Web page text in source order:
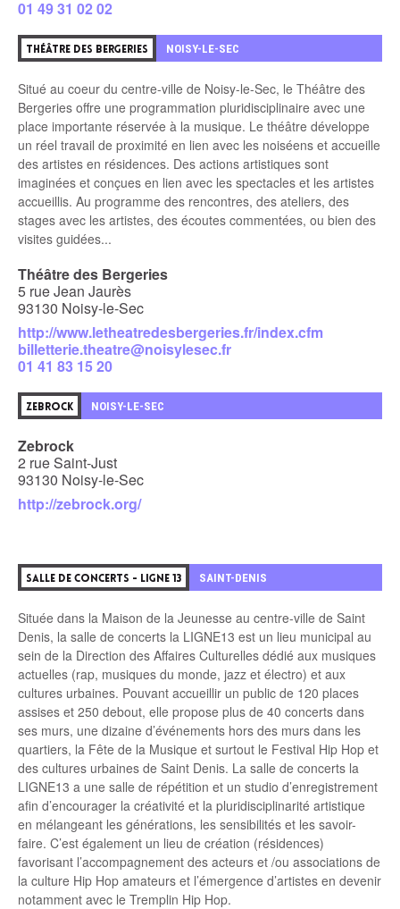
01 49 31 02 02
THÉÂTRE DES BERGERIES NOISY-LE-SEC
Situé au coeur du centre-ville de Noisy-le-Sec, le Théâtre des
Bergeries offre une programmation pluridisciplinaire avec une
place importante réservée à la musique. Le théâtre développe
un réel travail de proximité en lien avec les noiséens et accueille
des artistes en résidences. Des actions artistiques sont
imaginées et conçues en lien avec les spectacles et les artistes
accueillis. Au programme des rencontres, des ateliers, des
stages avec les artistes, des écoutes commentées, ou bien des
visites guidées...
Théâtre des Bergeries
5 rue Jean Jaurès
93130 Noisy-le-Sec
http://www.letheatredesbergeries.fr/index.cfm
billetterie.theatre@noisylesec.fr
01 41 83 15 20
ZEBROCK NOISY-LE-SEC
Zebrock
2 rue Saint-Just
93130 Noisy-le-Sec
http://zebrock.org/
SALLE DE CONCERTS - LIGNE 13 SAINT-DENIS
Située dans la Maison de la Jeunesse au centre-ville de Saint
Denis, la salle de concerts la LIGNE13 est un lieu municipal au
sein de la Direction des Affaires Culturelles dédié aux musiques
actuelles (rap, musiques du monde, jazz et électro) et aux
cultures urbaines. Pouvant accueillir un public de 120 places
assises et 250 debout, elle propose plus de 40 concerts dans
ses murs, une dizaine d’événements hors des murs dans les
quartiers, la Fête de la Musique et surtout le Festival Hip Hop et
des cultures urbaines de Saint Denis. La salle de concerts la
LIGNE13 a une salle de répétition et un studio d’enregistrement
afin d’encourager la créativité et la pluridisciplinarité artistique
en mélangeant les générations, les sensibilités et les savoir-
faire. C’est également un lieu de création (résidences)
favorisant l’accompagnement des acteurs et /ou associations de
la culture Hip Hop amateurs et l’émergence d’artistes en devenir
notamment avec le Tremplin Hip Hop.